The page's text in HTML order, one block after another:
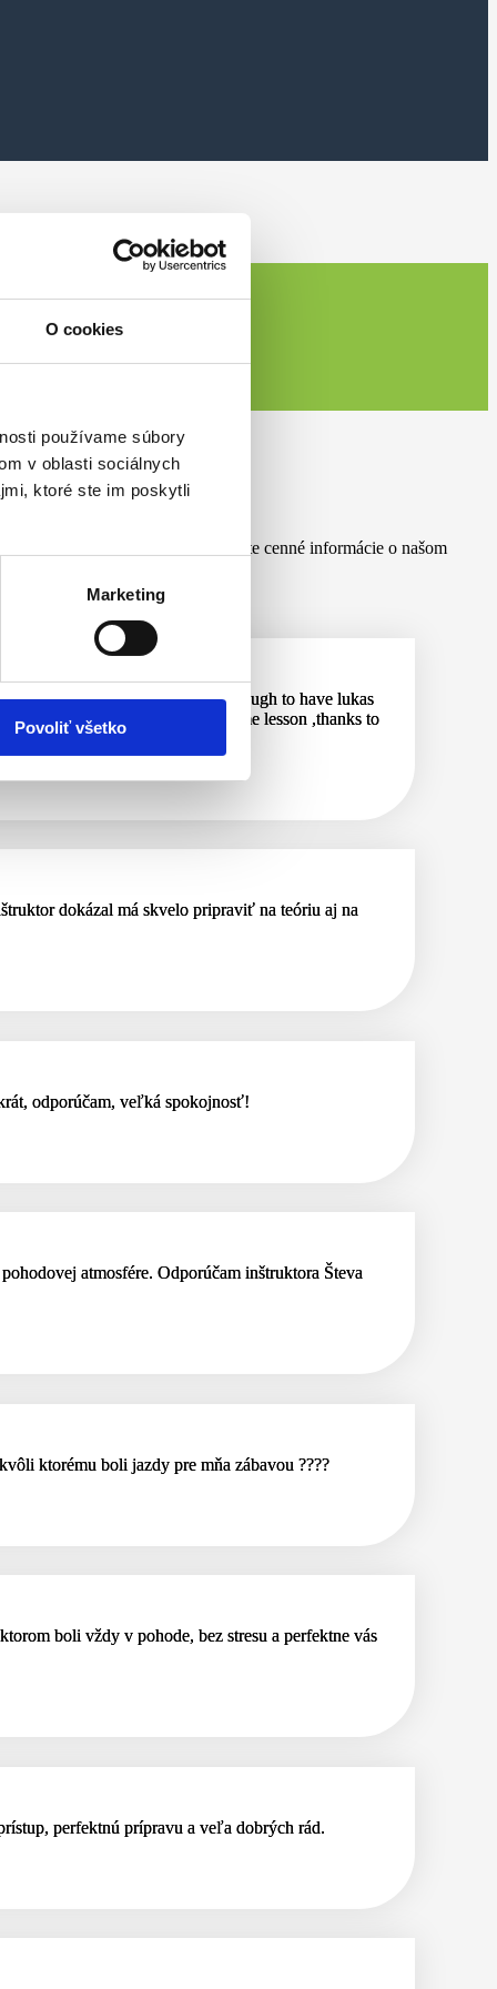
O cookies
používame súbory
v oblasti sociálnych
ktoré ste im poskytli
Marketing
Povoliť všetko
spokojných študentov a získajte cenné informácie o našom
and lessons plan. I was lucky enough to have lukas
Sunday he was happy to give me lesson ,thanks to
dokázal má skvelo pripraviť na teóriu aj na
odporúčam, veľká spokojnosť!
atmosfére. Odporúčam inštruktora Števa
ktorému boli jazdy pre mňa zábavou ????
boli vždy v pohode, bez stresu a perfektne vás
perfektnú prípravu a veľa dobrých rád.